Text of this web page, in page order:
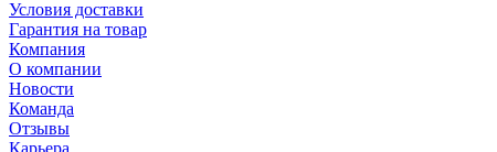
Условия доставки
Гарантия на товар
Компания
О компании
Новости
Команда
Отзывы
Карьера